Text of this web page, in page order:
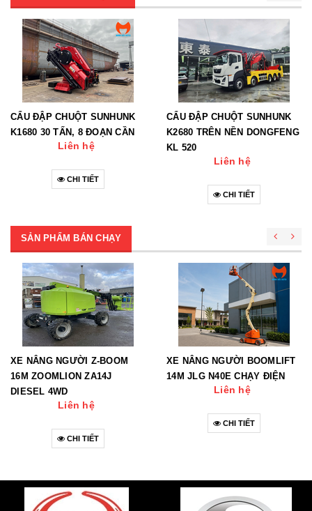
CẨU ĐẬP CHUỘT SUNHUNK
K1680 30 TẤN, 8 ĐOẠN CẦN
Liên hệ
CHI TIẾT
CẨU ĐẬP CHUỘT SUNHUNK
K2680 TRÊN NỀN DONGFENG
KL 520
Liên hệ
CHI TIẾT
SẢN PHẨM BÁN CHẠY
XE NÂNG NGƯỜI Z-BOOM
16M ZOOMLION ZA14J
DIESEL 4WD
Liên hệ
CHI TIẾT
XE NÂNG NGƯỜI BOOMLIFT
14M JLG N40E CHẠY ĐIỆN
Liên hệ
CHI TIẾT